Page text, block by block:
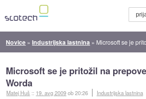
Novice »Industrijska lastnina » Microsoft se je
Microsoft se je pritožil na
Worda
Matej Huš :: 19. avg 2009ob 20:26 Industrijska lastnina